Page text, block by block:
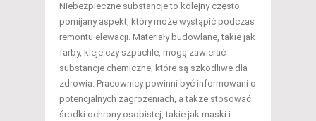
Niebezpieczne substancje to kolejny często
pomijany aspekt, który może wystąpić podczas
remontu elewacji. Materiały budowlane, takie jak
farby, kleje czy szpachle, mogą zawierać
substancje chemiczne, które są szkodliwe dla
zdrowia. Pracownicy powinni być informowani o
potencjalnych zagrożeniach, a także stosować
środki ochrony osobistej, takie jak maski i